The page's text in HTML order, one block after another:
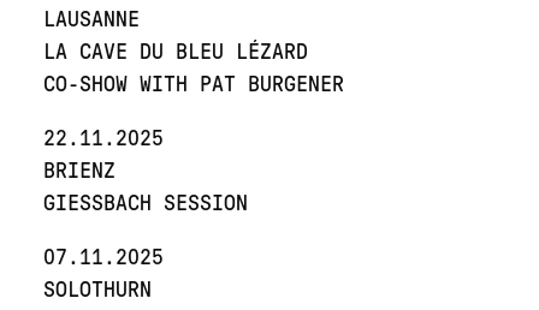
LAUSANNE
LA CAVE DU BLEU LÉZARD
CO-SHOW WITH PAT BURGENER
22.11.2025
BRIENZ
GIESSBACH SESSION
07.11.2025
SOLOTHURN